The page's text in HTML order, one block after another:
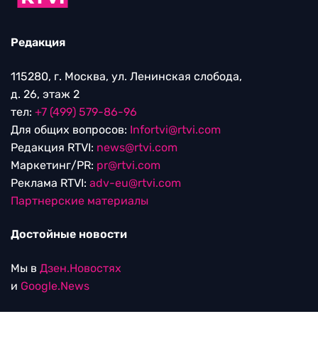
Редакция
115280, г. Москва, ул. Ленинская слобода,
д. 26, этаж 2
тел: +7 (499) 579-86-96
Для общих вопросов: Infortvi@rtvi.com
Редакция RTVI: news@rtvi.com
Маркетинг/PR: pr@rtvi.com
Реклама RTVI: adv-eu@rtvi.com
Партнерские материалы
Достойные новости
Мы в Дзен.Новостях
и Google.News